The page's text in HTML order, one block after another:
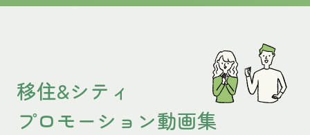
移住&シティ
プロモーション動画集